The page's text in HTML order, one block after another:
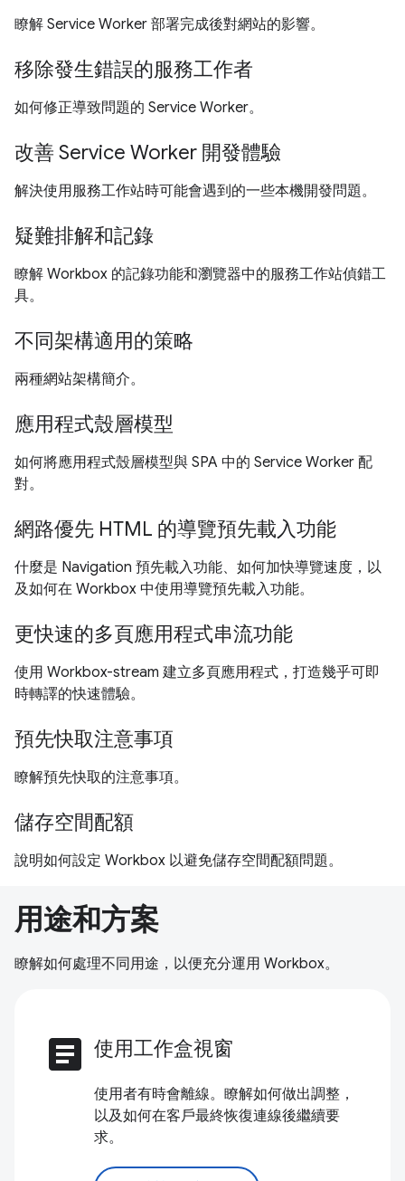
瞭解 Service Worker 部署完成後對網站的影響。
移除發生錯誤的服務工作者
如何修正導致問題的 Service Worker。
改善 Service Worker 開發體驗
解決使用服務工作站時可能會遇到的一些本機開發問題。
疑難排解和記錄
瞭解 Workbox 的記錄功能和瀏覽器中的服務工作站偵錯工
具。
不同架構適用的策略
兩種網站架構簡介。
應用程式殼層模型
如何將應用程式殼層模型與 SPA 中的 Service Worker 配
對。
網路優先 HTML 的導覽預先載入功能
什麼是 Navigation 預先載入功能、如何加快導覽速度，以
及如何在 Workbox 中使用導覽預先載入功能。
更快速的多頁應用程式串流功能
使用 Workbox-stream 建立多頁應用程式，打造幾乎可即
時轉譯的快速體驗。
預先快取注意事項
瞭解預先快取的注意事項。
儲存空間配額
說明如何設定 Workbox 以避免儲存空間配額問題。
用途和方案
瞭解如何處理不同用途，以便充分運用 Workbox。
article 使用工作盒視窗
使用者有時會離線。瞭解如何做出調整，
以及如何在客戶最終恢復連線後繼續要
求。